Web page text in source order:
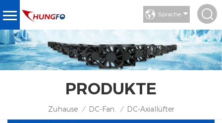
Sprache
PRODUKTE
Zuhause / DC-Fan. / DC-Axiallüfter